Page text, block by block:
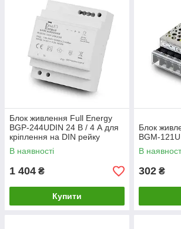
Блок живлення Full Energy
BGP-244UDIN 24 В / 4 А для
кріплення на DIN рейку
В наявності
1 404 ₴
Купити
Блок
BGM-
В
302 ₴